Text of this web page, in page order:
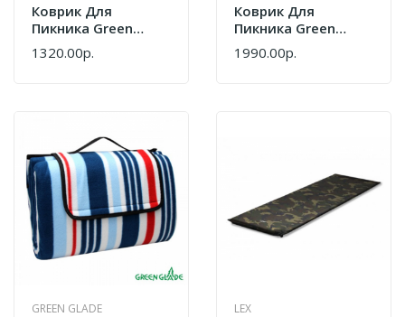
Коврик Для
Пикника Green
Glade P9010/
УТ000038338
1320.00р.
Коврик Для
Пикника Green
Glade P9011
1990.00р.
GREEN GLADE LEX